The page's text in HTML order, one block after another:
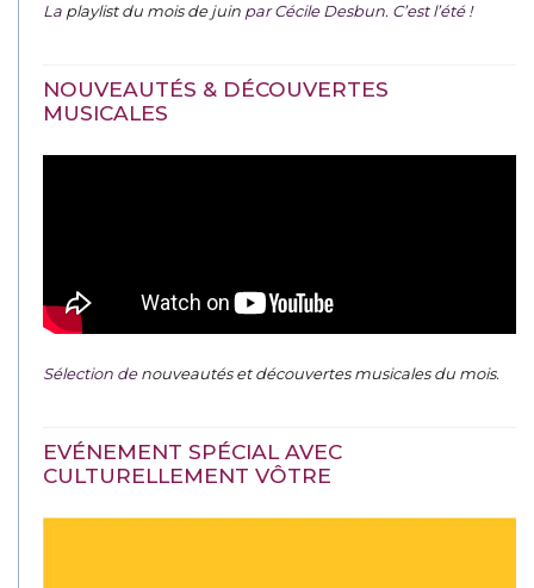
La playlist du mois de juin par Cécile Desbun. C’est l’été !
NOUVEAUTÉS & DÉCOUVERTES
MUSICALES
Sélection denouveautés et découvertes musicales du mois.
EVÉNEMENT SPÉCIAL AVEC
CULTURELLEMENT VÔTRE